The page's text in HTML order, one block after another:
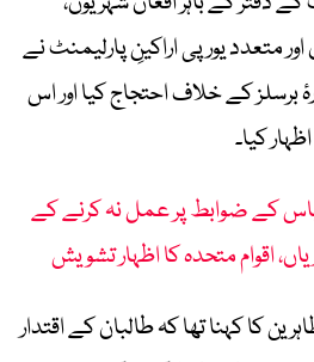
متعدد یورپی اراکینِ پارلیمنٹ نے
برسلز کے خلاف احتجاج کیا اور اس
کیا۔
کے ضوابط پر عمل نہ کرنے کے
اقوام متحدہ کا اظہار تشویش
کا کہنا تھا کہ طالبان کے اقتدار